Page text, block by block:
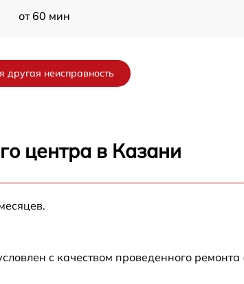
от 60 мин
от 60 мин
другая неисправность
центра в Казани
с качеством проведенного